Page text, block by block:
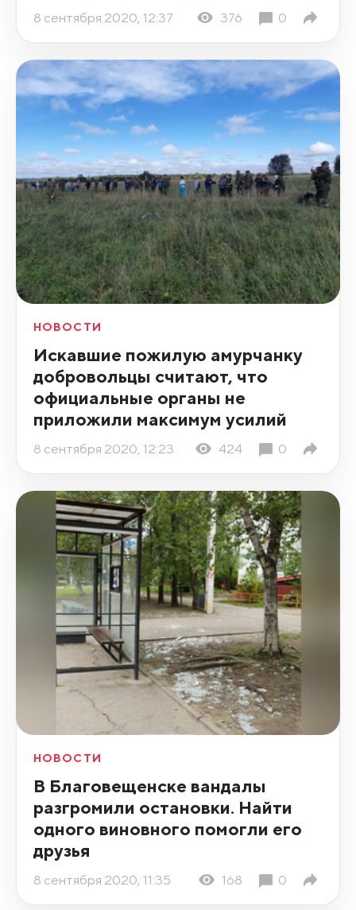
8 сентября 2020, 12:37 376 0
НОВОСТИ
Искавшие пожилую амурчанку
добровольцы считают, что
официальные органы не
приложили максимум усилий
8 сентября 2020, 12:23 424 0
НОВОСТИ
В Благовещенске вандалы
разгромили остановки. Найти
одного виновного помогли его
друзья
8 сентября 2020, 11:35 168 0